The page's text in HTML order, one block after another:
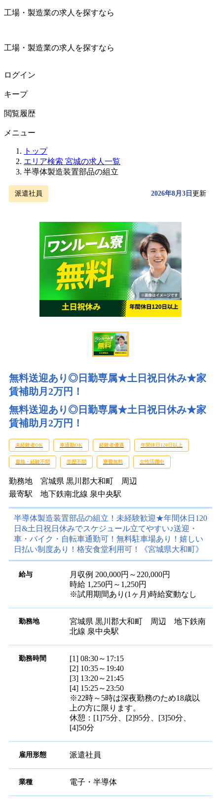
工場・製造業の求人を探すなら
工場・製造業の求人を探すなら
キープ
閲覧履歴
メニュー
トップ
半導体製造装置部品の組立
2026年8月3日
無料送迎あり◎日勤専属★土日祝日休み★家
賃補助月2万円！
無料送迎あり◎日勤専属★土日祝日休み★家
賃補助月2万円！
未経験者OK 車通勤OK 経験者優遇
資格・経験不問 学歴不問 寮費無料 女性活躍中
勤務地宮城県 黒川郡大和町 周辺
最寄駅地下鉄南北線 泉中央駅
半導体製造装置部品の組立！未経験歓迎★年間休日120
日&土日祝日休みでスケジュール立てやすい♪送迎・
車・バイク・自転車通勤可！無料駐車場あり！嬉しい
日払い制度あり！格安食堂利用可！《宮城県大和町》
給与
月収例 200,000円～220,000円
時給 1,250円～1,250円
宮城県 黒川郡大和町 周辺 地下鉄南
北線 泉中央駅
[1] 08:30～17:15
[2] 10:35～19:40
[3] 13:20～21:45
[4] 15:25～23:50
※22時～5時は深夜勤務のため18歳以
上の方に限ります。